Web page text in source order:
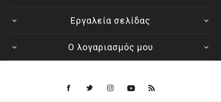
Εργαλεία σελίδας
Ο λογαριασμός μου